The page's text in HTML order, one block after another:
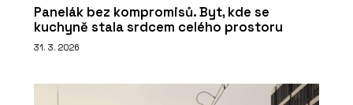
Panelák bez kompromisů. Byt, kde se
kuchyně stala srdcem celého prostoru
31. 3. 2026